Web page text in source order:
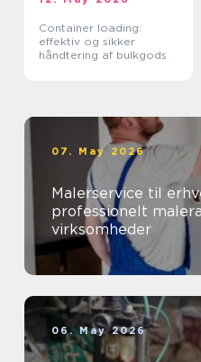
Container loading:
effektiv og sikker
håndtering af bulkgods
07. May 2026
Malerservice til
professionelt
virksomheder
06. May 2026